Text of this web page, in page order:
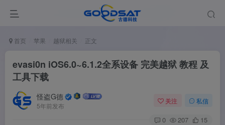
首页 苹果 越狱相关 正文
evasi0n iOS6.0~6.1.2全系设备 完美越狱 教程 及
工具下载
怪盗G德
5年前发布
关注 私信
0 207 15